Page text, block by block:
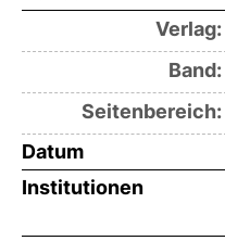
Verlag:
Band:
Seitenbereich:
Datum
Institutionen